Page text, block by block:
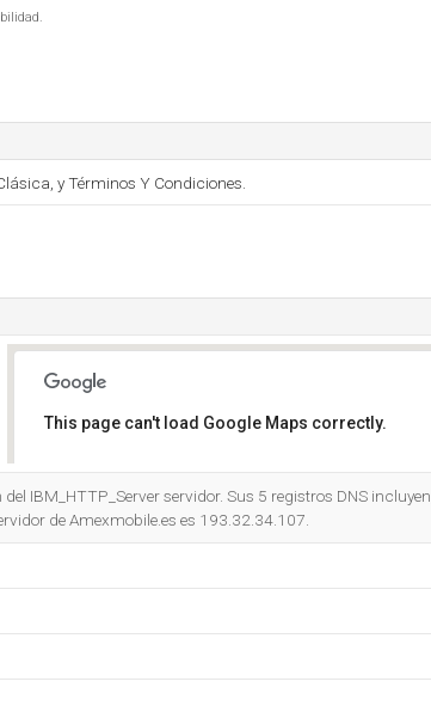
y Términos Y Condiciones.
This page can't load Google Maps correctly.
IBM_HTTP_Server servidor. Sus 5 registros DNS incluyen,
de Amexmobile.es es 193.32.34.107.